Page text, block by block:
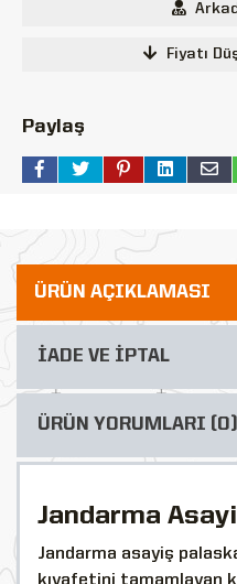
Fiyatı
Paylaş
ÜRÜN AÇIKLAMASI
İADE VE İPTAL
ÜRÜN YORUMLARI (0)
Jandarma
Jandarma asayiş
kıyafetini tamamlayan